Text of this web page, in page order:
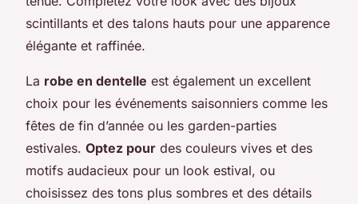
scintillants et des talons hauts pour une apparence
élégante et raffinée.
La robe en dentelle est également un excellent
choix pour les événements saisonniers comme les
fêtes de fin d’année ou les garden-parties
estivales. Optez pour des couleurs vives et des
motifs audacieux pour un look estival, ou
choisissez des tons plus sombres et des détails